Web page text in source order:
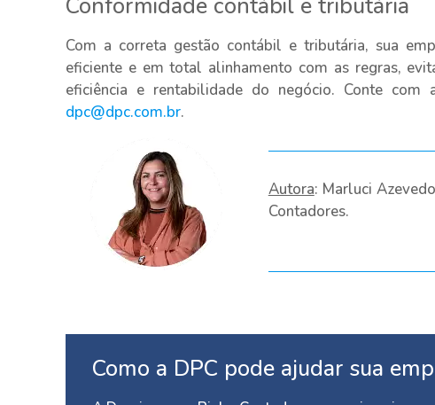
Conformidade contábil e tributária
Com a correta gestão contábil e tributária, sua
eficiente e em total alinhamento com as regras,
eficiência e rentabilidade do negócio. Conte com
dpc@dpc.com.br.
Autora: Marluci
Contadores.
Como a DPC pode ajudar sua